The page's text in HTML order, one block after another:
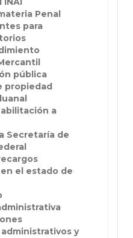
Penal
para
pública
propiedad
a
Secretaría de
el estado de
y